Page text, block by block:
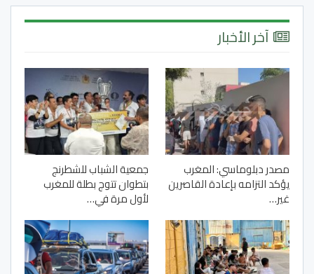
آخر الأخبار
مصدر دبلوماسي: المغرب
يؤكد التزامه بإعادة القاصرين
غير…
جمعية الشباب للشطرنج
بتطوان تتوج بطلة للمغرب
لأول مرة في…